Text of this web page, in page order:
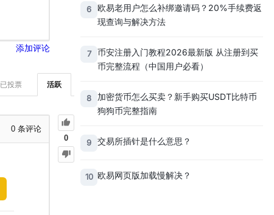
添加评论
活跃
已投票
0
0 条评论
6
欧易老用户怎么补绑邀请码？20%手续费返
现查询与解决方法
7
币安注册入门教程2026最新版 从注册到买
币完整流程（中国用户必看）
8
加密货币怎么买卖？新手购买USDT比特币
狗狗币完整指南
9 交易所插针是什么意思？
10 欧易网页版加载慢解决？